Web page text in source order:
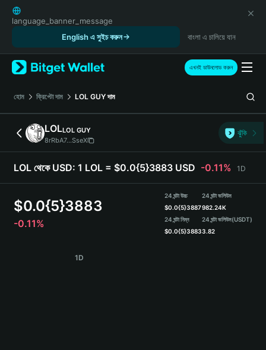
English
日本語
Русский
Español (Latinoamérica)
Türkçe
Italiano
Deutsch
简体中文
繁體中文
Português (Portugal)
हिन्दी
Español (Argentina)
language_banner_message
English এ সুইচ করুন
বাংলা এ চালিয়ে যান
এখনই ডাউনলোড করুন
হোম ক্রিপ্টো দাম LOL GUY দাম
LOLLOL GUY
8rRbA7...SseX
ঝুঁকি
LOL থেকে USD: 1 LOL = $0.0{5}3883 USD -0.11% 1D
$0.0{5}3883
-0.11%
24 ঘন্টা উচ্চ
$0.0{5}3887
24 ঘন্টা নিম্ন
$0.0{5}3883
24 ঘন্টা ভলিউম
982.24K
24 ঘন্টা ভলিউম(USDT)
3.82
1D